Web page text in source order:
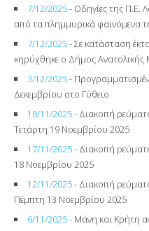
7/12/2025- Οδηγίες της Π.Ε.
από τα πλημμυρικά φαινόμενα
7/12/2025- Σε κατάσταση
κηρύχθηκε ο Δήμος Ανατολικής
3/12/2025-
Δεκεμβρίου στο Γύθειο
18/11/2025- Διακοπή
Τετάρτη 19 Νοεμβρίου 2025
17/11/2025- Διακοπή
18 Νοεμβρίου 2025
12/11/2025- Διακοπή
Πέμπτη 13 Νοεμβρίου 2025
6/11/2025- Μάνη και Κρήτη